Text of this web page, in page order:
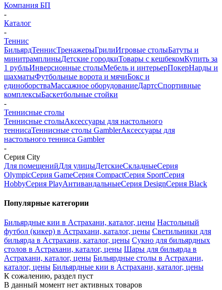
Компания БП
-
Каталог
-
Теннис
БильярдТеннисТренажерыГрилиИгровые столыБатуты и
минитрамплиныДетские городкиТовары с кешбекомКупить за
1 рубльИнверсионные столыМебель и интерьерПокерНарды и
шахматыФутбольные ворота и мячиБокс и
единоборстваМассажное оборудованиеДартсСпортивные
комплексыБаскетбольные стойки
-
Теннисные столы
Теннисные столыАксессуары для настольного
теннисаТеннисные столы GamblerАксессуары для
настольного тенниса Gambler
-
Серия City
Для помещенийДля улицыДетскиеСкладныеСерия
OlympicСерия GameСерия CompactСерия SportСерия
HobbyСерия PlayАнтивандальныеСерия DesignСерия Black
Популярные категории
Бильярдные кии в Астрахани, каталог, цены Настольный
футбол (кикер) в Астрахани, каталог, цены Светильники для
бильярда в Астрахани, каталог, цены Сукно для бильярдных
столов в Астрахани, каталог, цены Шары для бильярда в
Астрахани, каталог, цены Бильярдные столы в Астрахани,
каталог, цены Бильярдные кии в Астрахани, каталог, цены
К сожалению, раздел пуст
В данный момент нет активных товаров